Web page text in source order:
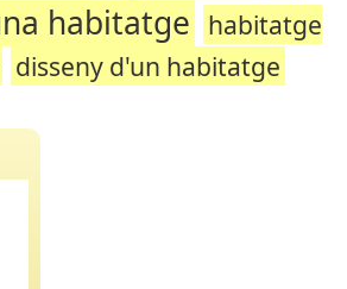
habitatge habitatge
disseny d'un habitatge